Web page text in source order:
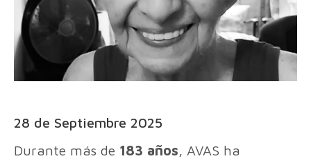
28 de Septiembre 2025
Durante más de 183 años, AVAS ha